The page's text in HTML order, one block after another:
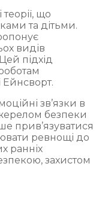
що
та дітьми.
видів
підхід
Ейнсворт.
зв’язки в
безпеки
прив’язуватися
ревнощі до
ранніх
захистом